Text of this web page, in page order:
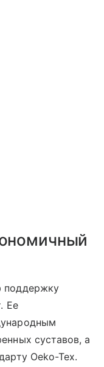
поддержку
Ее
суставов, а
Oeko-Tex.